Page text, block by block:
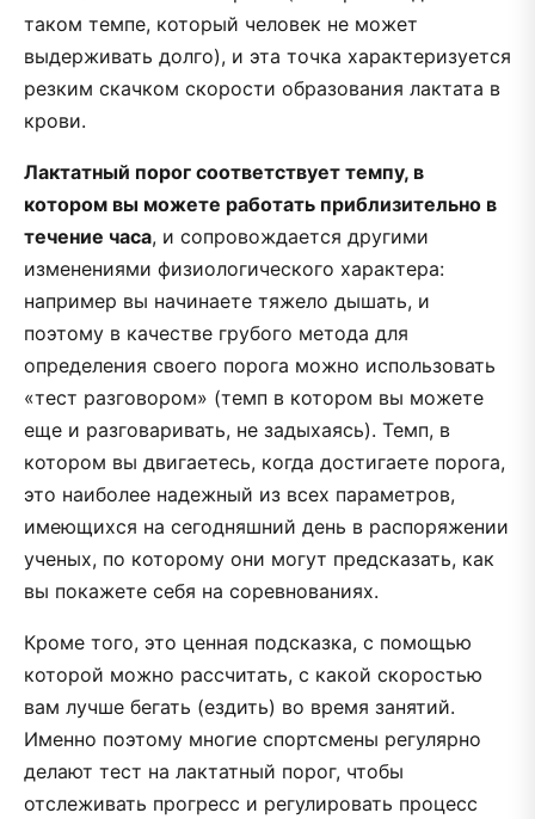
таком темпе, который человек не может
выдерживать долго), и эта точка характеризуется
резким скачком скорости образования лактата в
крови.
Лактатный порог соответствует темпу, в
котором вы можете работать приблизительно в
течение часа, и сопровождается другими
изменениями физиологического характера:
например вы начинаете тяжело дышать, и
поэтому в качестве грубого метода для
определения своего порога можно использовать
«тест разговором» (темп в котором вы можете
еще и разговаривать, не задыхаясь). Темп, в
котором вы двигаетесь, когда достигаете порога,
это наиболее надежный из всех параметров,
имеющихся на сегодняшний день в распоряжении
ученых, по которому они могут предсказать, как
вы покажете себя на соревнованиях.
Кроме того, это ценная подсказка, с помощью
которой можно рассчитать, с какой скоростью
вам лучше бегать (ездить) во время занятий.
Именно поэтому многие спортсмены регулярно
делают тест на лактатный порог, чтобы
отслеживать прогресс и регулировать процесс